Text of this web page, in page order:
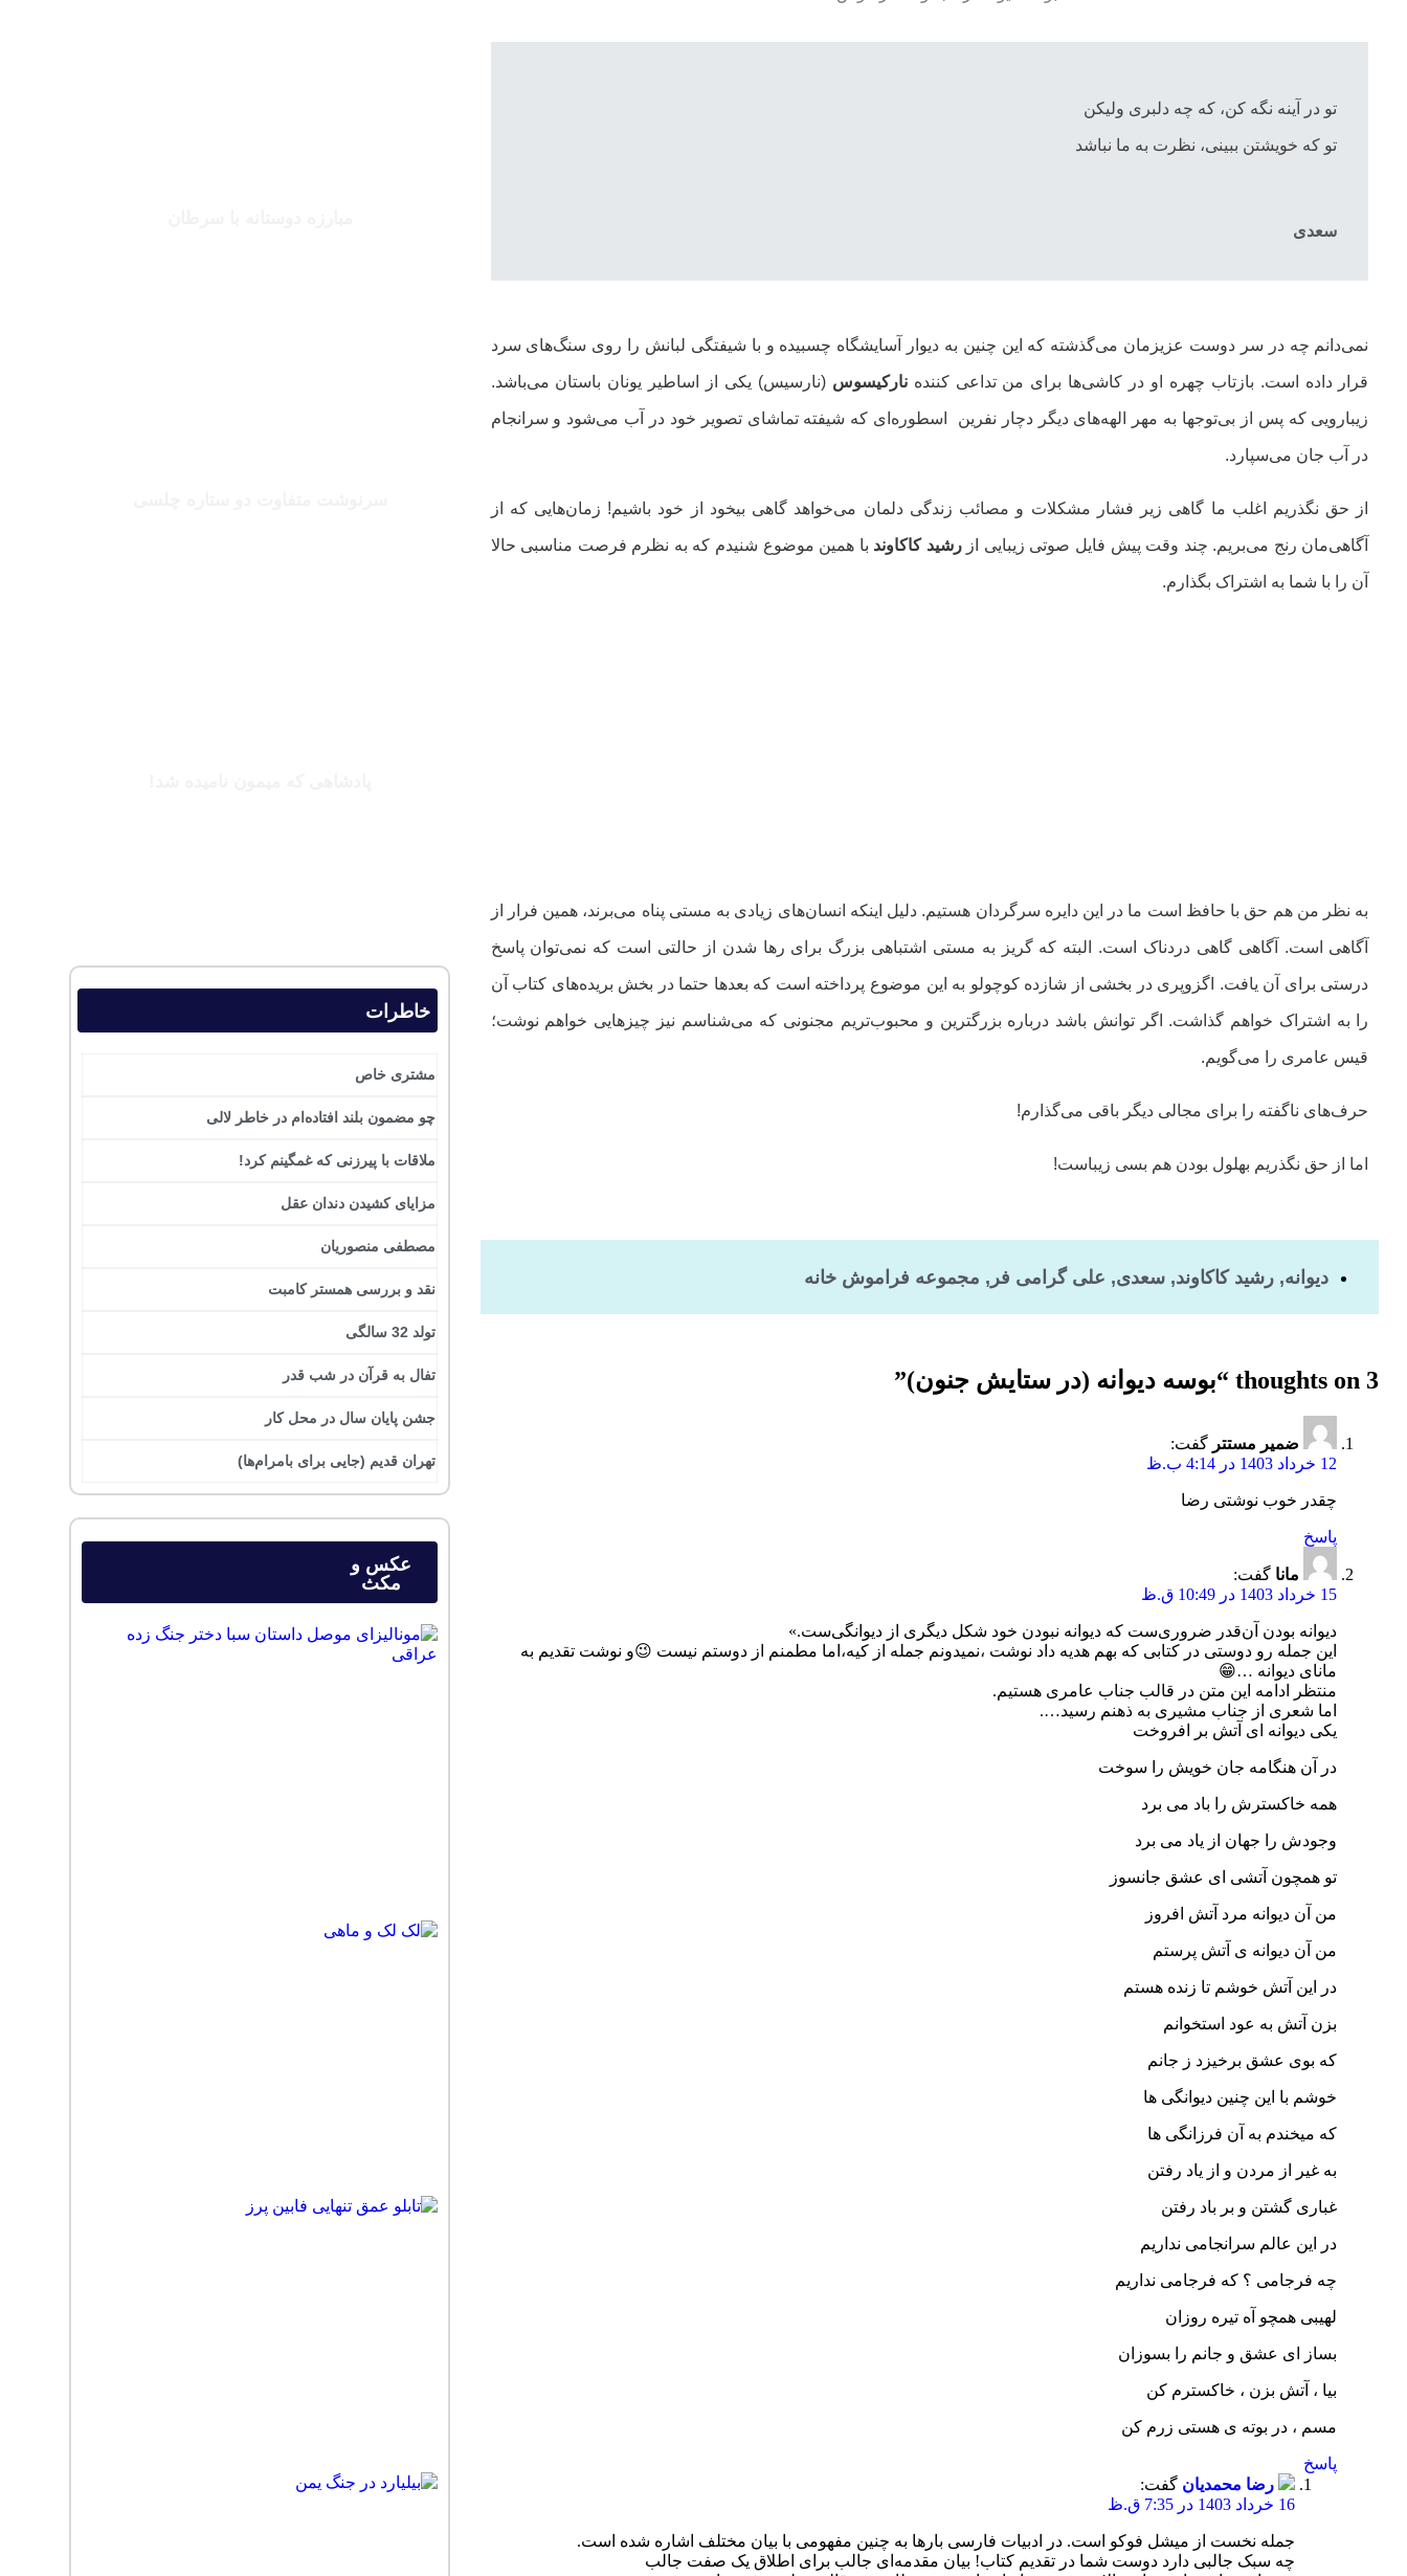
تو در آینه نگه کن، که چه دلبری ولیکن
تو که خویشتن ببینی، نظرت به ما نباشد
سعدی
نمی‌دانم چه در سر دوست عزیزمان می‌گذشته که این چنین به دیوار آسایشگاه چسبیده و با شیفتگی لبانش را روی سنگ‌های سرد
قرار داده است. بازتاب چهره او در کاشی‌ها برای من تداعی کنندهنارکیسوس(نارسیس) یکی از اساطیر یونان باستان می‌باشد.
زیبارویی که پس از بی‌توجها به مهر الهه‌های دیگر دچار نفرین اسطوره‌ای که شیفته تماشای تصویر خود در آب می‌شود و سرانجام
در آب جان می‌سپارد.
از حق نگذریم اغلب ما گاهی زیر فشار مشکلات و مصائب زندگی دلمان می‌خواهد گاهی بیخود از خود باشیم! زمان‌هایی که از
آگاهی‌مان رنج می‌بریم. چند وقت پیش فایل صوتی زیبایی ازرشید کاکاوند با همین موضوع شنیدم که به نظرم فرصت مناسبی حالا
آن را با شما به اشتراک بگذارم.
به نظر من هم حق با حافظ است ما در این دایره سرگردان هستیم. دلیل اینکه انسان‌های زیادی به مستی پناه می‌برند، همین فرار از
آگاهی است. آگاهی گاهی دردناک است. البته که گریز به مستی اشتباهی بزرگ برای رها شدن از حالتی است که نمی‌توان پاسخ
درستی برای آن یافت. اگزوپری در بخشی از شازده کوچولو به این موضوع پرداخته است که بعدها حتما در بخش بریده‌های کتاب آن
را به اشتراک خواهم گذاشت. اگر توانش باشد درباره بزرگترین و محبوب‌تریم مجنونی که می‌شناسم نیز چیزهایی خواهم نوشت؛
قیس عامری را می‌گویم.
حرف‌های ناگفته را برای مجالی دیگر باقی می‌گذارم!
اما از حق نگذریم بهلول بودن هم بسی زیباست!
دیوانه,رشید کاکاوند,سعدی, علی گرامی فر , مجموعه فراموش خانه
3 thoughts on “ بوسه دیوانه (در ستایش جنون)”
ضمیر مستتر گفت:
12 خرداد 1403 در 4:14 ب.ظ
چقدر خوب نوشتی رضا
پاسخ
مانا گفت:
15 خرداد 1403 در 10:49 ق.ظ
دیوانه بودن آن‌قدر ضروری‌ست که دیوانه نبودن خود شکل دیگری از دیوانگی‌ست.»
این جمله رو دوستی در کتابی که بهم هدیه داد نوشت ،نمیدونم جمله از کیه،اما مطمنم از دوستم نیست 😉و نوشت تقدیم به
مانای دیوانه …😁
منتظر ادامه این متن در قالب جناب عامری هستیم.
اما شعری از جناب مشیری به ذهنم رسید….
یکی دیوانه ای آتش بر افروخت
در آن هنگامه جان خویش را سوخت
همه خاکسترش را باد می برد
وجودش را جهان از یاد می برد
تو همچون آتشی ای عشق جانسوز
من آن دیوانه مرد آتش افروز
من آن دیوانه ی آتش پرستم
در این آتش خوشم تا زنده هستم
بزن آتش به عود استخوانم
که بوی عشق برخیزد ز جانم
خوشم با این چنین دیوانگی ها
که میخندم به آن فرزانگی ها
به غیر از مردن و از یاد رفتن
غباری گشتن و بر باد رفتن
در این عالم سرانجامی نداریم
چه فرجامی ؟ که فرجامی نداریم
لهیبی همچو آه تیره روزان
بساز ای عشق و جانم را بسوزان
بیا ، آتش بزن ، خاکسترم کن
مسم ، در بوته ی هستی زرم کن
پاسخ
رضا محمدیان گفت:
16 خرداد 1403 در 7:35 ق.ظ
جمله نخست از میشل فوکو است. در ادبیات فارسی بارها به چنین مفهومی با بیان مختلف اشاره شده است.
چه سبک جالبی دارد دوست شما در تقدیم کتاب! بیان مقدمه‌ای جالب برای اطلاق یک صفت جالب
خاطرات
مشتری خاص
چو مضمون بلند افتاده‌ام در خاطر لالی
ملاقات با پیرزنی که غمگینم کرد!
مزایای کشیدن دندان عقل
مصطفی منصوریان
نقد و بررسی همستر کامبت
تولد 32 سالگی
تفال به قرآن در شب قدر
جشن پایان سال در محل کار
تهران قدیم (جایی برای بامرام‌ها)
عکس و
مکث